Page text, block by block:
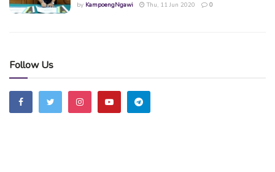
by KampoengNgawi Thu, 11 Jun 2020 0
Follow Us